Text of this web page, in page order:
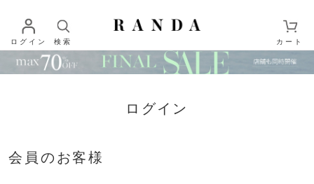
ログイン 検索 カート
ログイン
会員のお客様